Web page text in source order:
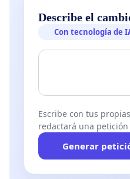
Describe el
Con tecnología de
Escribe con tus
redactará una
Generar